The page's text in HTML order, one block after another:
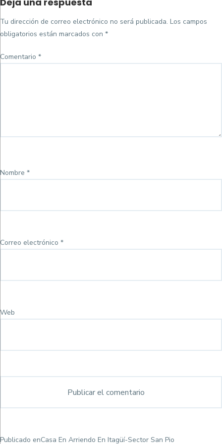
on
Tu dirección de correo electrónico no será publicada. Los campos
obligatorios están marcados con *
Comentario *
Nombre *
Correo electrónico *
Web
Navegación
Publicado enCasa En Arriendo En Itagüí-Sector San Pio